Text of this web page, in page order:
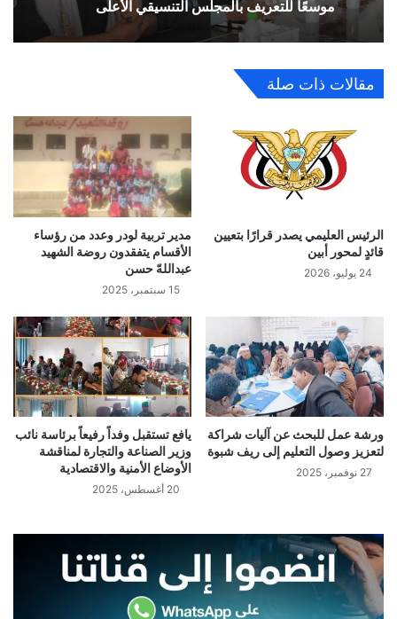
موسعًا للتعريف بالمجلس التنسيقي الأعلى
مقالات ذات صلة
الرئيس العليمي يصدر قرارًا بتعيين
قائدٍ لمحور أبين
24 يوليو، 2026
مدير تربية لودر وعدد من رؤساء
الأقسام يتفقدون روضة الشهيد
عبداللهّ حسن
15 سبتمبر، 2025
ورشة عمل للبحث عن آليات شراكة
لتعزيز وصول التعليم إلى ريف شبوة
27 نوفمبر، 2025
يافع تستقبل وفداً رفيعاً برئاسة نائب
وزير الصناعة والتجارة لمناقشة
الأوضاع الأمنية والاقتصادية
20 أغسطس، 2025